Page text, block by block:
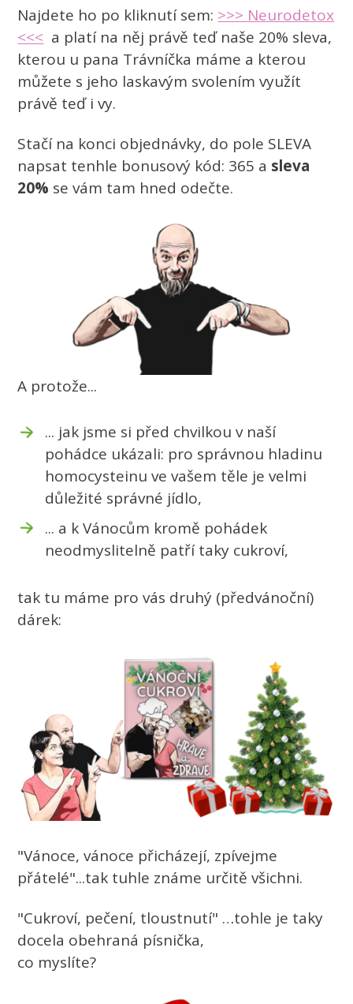
Najdete ho po kliknutí sem: >>> Neurodetox
<<< a platí na něj právě teď naše 20% sleva,
kterou u pana Trávníčka máme a kterou
můžete s jeho laskavým svolením využít
právě teď i vy.
Stačí na konci objednávky, do pole SLEVA
napsat tenhle bonusový kód: 365 a sleva
20% se vám tam hned odečte.
A protože...
... jak jsme si před chvilkou v naší
pohádce ukázali: pro správnou hladinu
homocysteinu ve vašem těle je velmi
důležité správné jídlo,
... a k Vánocům kromě pohádek
neodmyslitelně patří taky cukroví,
tak tu máme pro vás druhý (předvánoční)
dárek:
"Vánoce, vánoce přicházejí, zpívejme
přátelé"...tak tuhle známe určitě všichni.
"Cukroví, pečení, tloustnutí" …tohle je taky
docela obehraná písnička,
co myslíte?